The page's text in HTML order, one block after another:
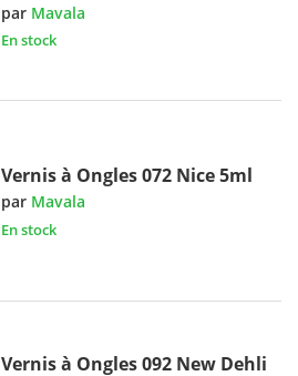
par Mavala
En stock
Vernis à Ongles 072 Nice 5ml
par Mavala
En stock
Vernis à Ongles 092 New Dehli